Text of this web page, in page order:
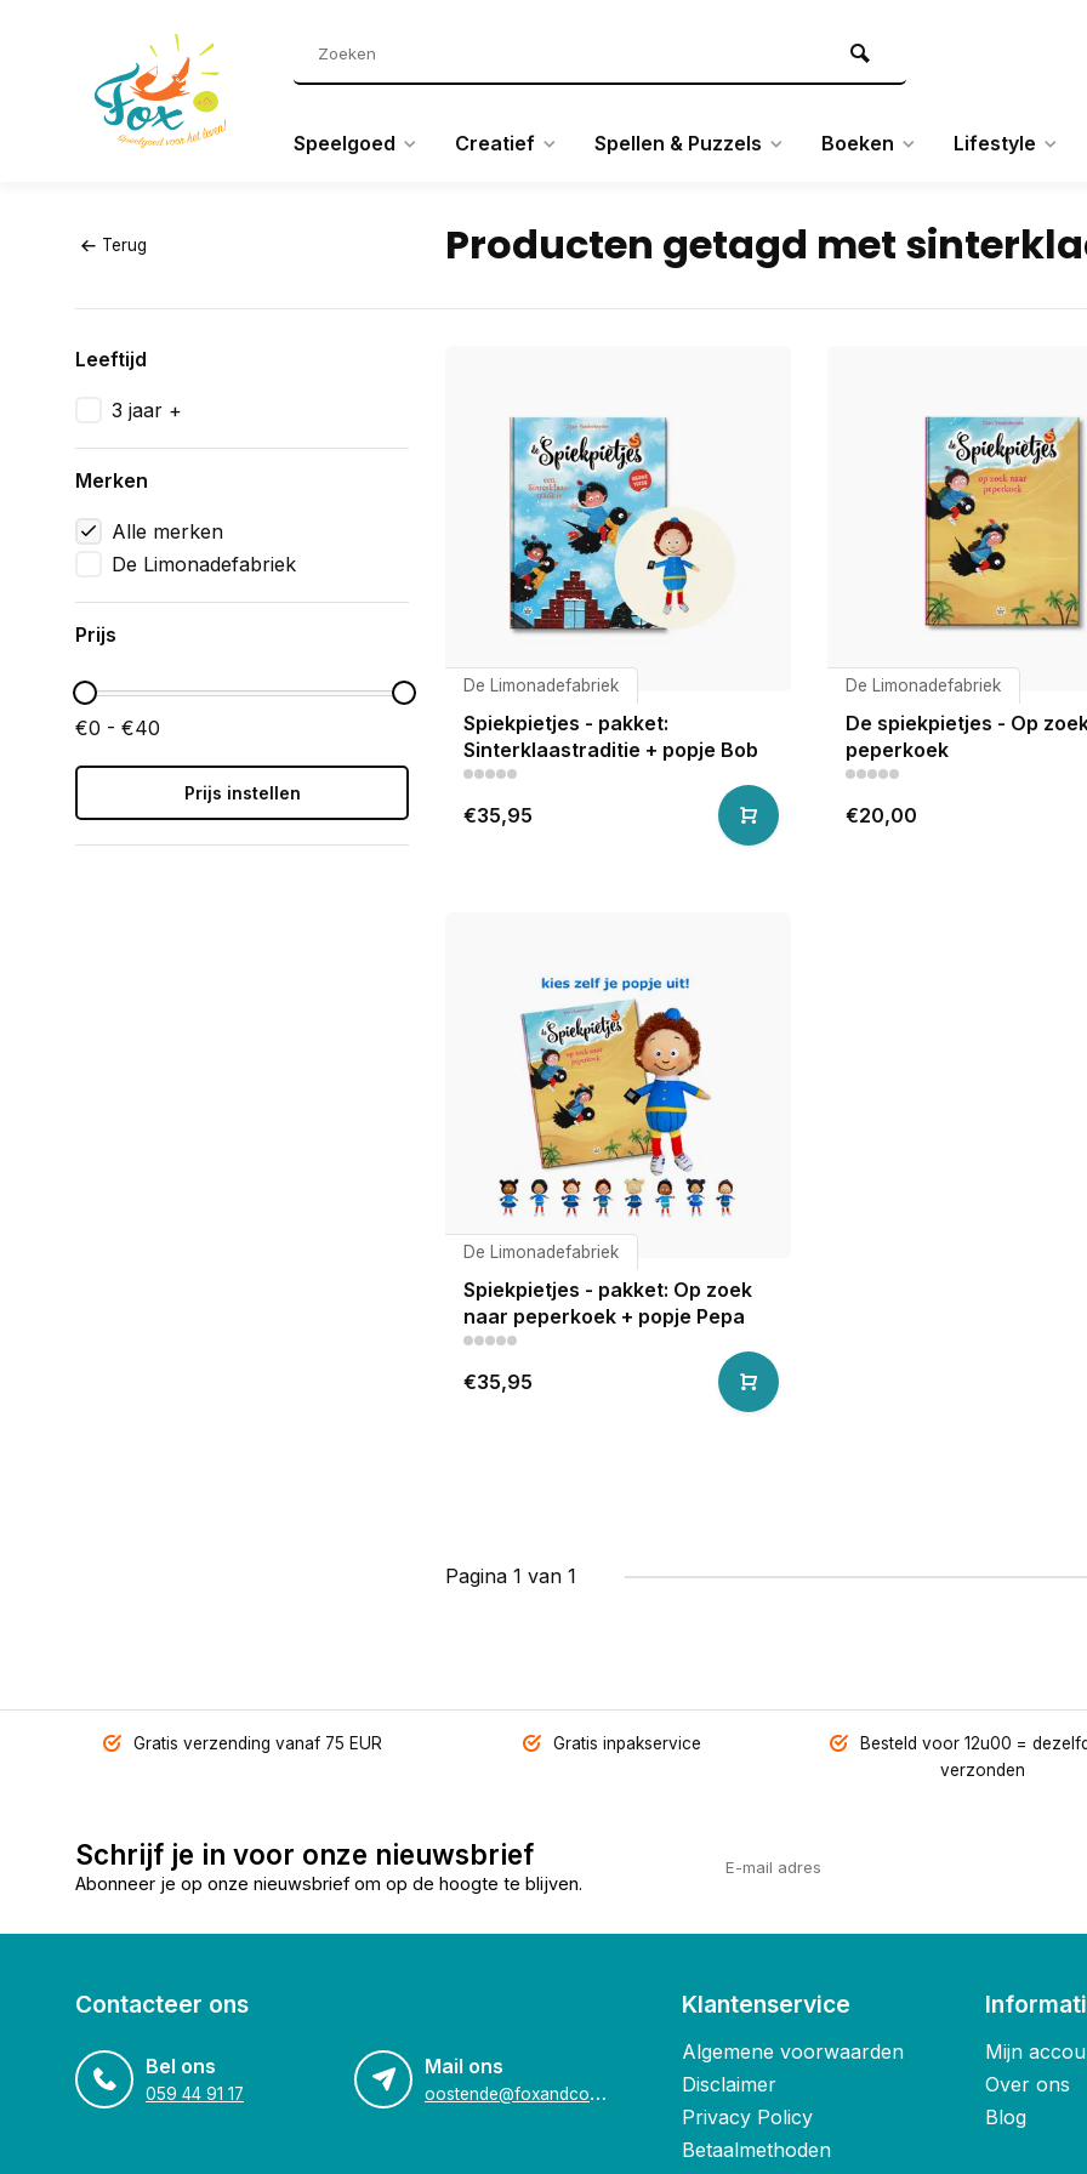
Speelgoed Creatief Spellen & Puzzels Boeken Lifestyle
Terug Producten getagd met
Leeftijd
3 jaar +
Merken
Alle merken
De Limonadefabriek
Prijs
€0 - €40
Prijs instellen
De Limonadefabriek
Spiekpietjes - pakket:
Sinterklaastraditie + popje Bob
€35,95
De Limonadefabriek
De spiekpietjes - Op
peperkoek
€20,00
De Limonadefabriek
Spiekpietjes - pakket: Op zoek
naar peperkoek + popje Pepa
€35,95
Pagina 1 van 1
Gratis verzending vanaf 75 EUR Gratis inpakservice
Besteld voor 12u00 =
verzonden
Schrijf je in voor onze nieuwsbrief
Abonneer je op onze nieuwsbrief om op de hoogte te blijven.
Contacteer ons
Bel ons
059 44 91 17
Mail ons
o
ostende@foxandco.be
Klantenservice
Algemene voorwaarden
Disclaimer
Privacy Policy
Betaalmethoden
Mijn
Over ons
Blog